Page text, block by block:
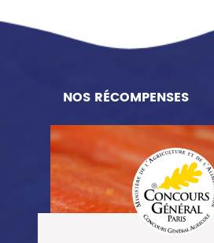
NOS RÉCOMPENSES
TRUITE FUMÉE AU
HÊTRE